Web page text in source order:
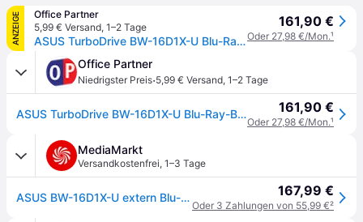
ANZEIGE
Office Partner
5,99 € Versand, 1–2 Tage
ASUS TurboDrive BW-16D1X-U Blu-Ray-Benner (M-Disc, kompatibel mit Windows und Mac OS, USB 3.2 Gen 1x1, Nero BackItUp)
161,90 €
Oder 27,98 €/Mon.¹
Office Partner
Niedrigster Preis·5,99 € Versand, 1–2 Tage
ASUS TurboDrive BW-16D1X-U Blu-Ray-Benner (M-Disc, kompatibel mit Windows und Mac OS, USB 3.2 Gen 1x1, Nero BackItUp) 161,90 €
Oder 27,98 €/Mon.¹
MediaMarkt
Versandkostenfrei, 1–3 Tage
ASUS BW-16D1X-U extern Blu-ray-Brenner 167,99 €
Oder 3 Zahlungen von 55,99 €²